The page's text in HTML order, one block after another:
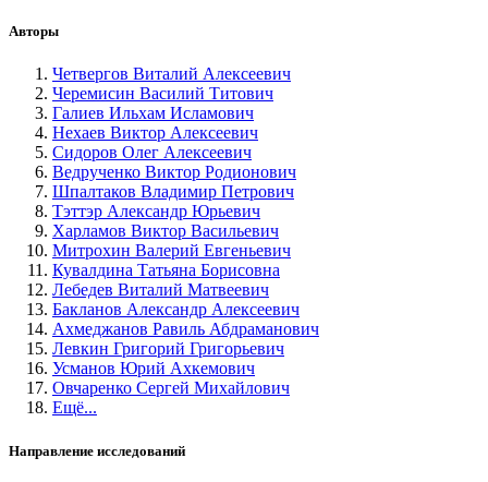
Авторы
Четвергов Виталий Алексеевич
Черемисин Василий Титович
Галиев Ильхам Исламович
Нехаев Виктор Алексеевич
Сидоров Олег Алексеевич
Ведрученко Виктор Родионович
Шпалтаков Владимир Петрович
Тэттэр Александр Юрьевич
Харламов Виктор Васильевич
Митрохин Валерий Евгеньевич
Кувалдина Татьяна Борисовна
Лебедев Виталий Матвеевич
Бакланов Александр Алексеевич
Ахмеджанов Равиль Абдраманович
Левкин Григорий Григорьевич
Усманов Юрий Ахкемович
Овчаренко Сергей Михайлович
Ещё...
Направление исследований